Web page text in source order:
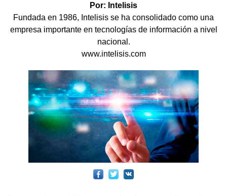
Por: Intelisis
Fundada en 1986, Intelisis se ha consolidado como una
empresa importante en tecnologías de información a nivel
nacional.
www.intelisis.com